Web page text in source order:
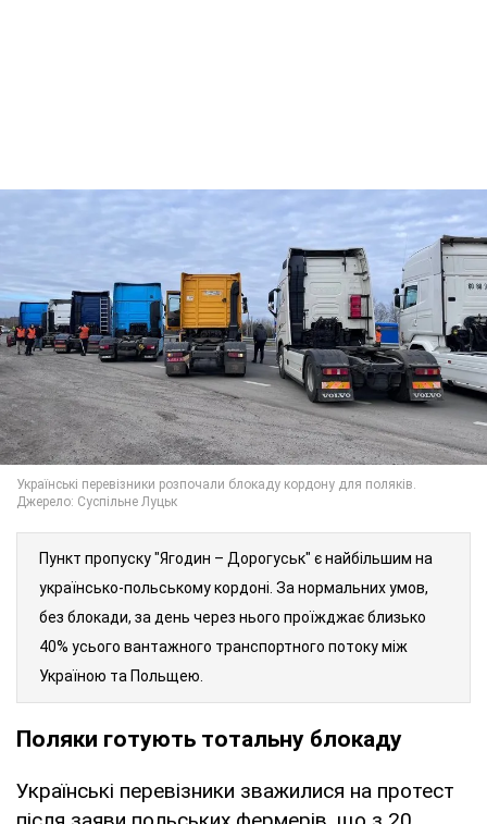
Пункт пропуску "Ягодин – Дорогуськ" є найбільшим на
українсько-польському кордоні. За нормальних умов,
без блокади, за день через нього проїжджає близько
40% усього вантажного транспортного потоку між
Україною та Польщею.
Поляки готують тотальну блокаду
Українські перевізники зважилися на протест